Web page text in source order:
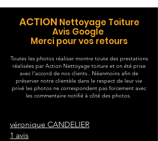
ACTION Nettoyage Toiture
Avis Google
Merci pour vos retours
Toutes les photos réaliser montre toute des prestations
réalisées par Action Nettoyage toiture et on été prise
avec l'accord de nos clients.. Néanmoins afin de
préserver notre clientèle dans le respect de leur vie
privé les photos ne correspondent pas forcement avec
les commentaire notifié à côté des photos.
véronique CANDELIER
1 avis